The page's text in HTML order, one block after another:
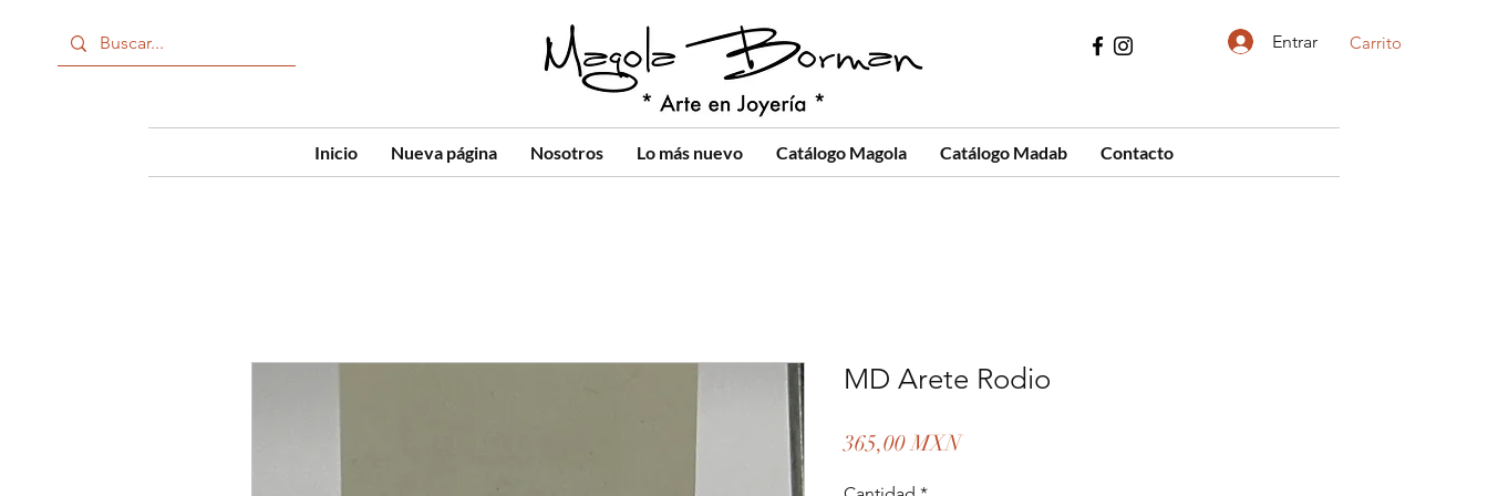
Entrar Carrito
Inicio Nueva página Nosotros Lo más nuevo Catálogo Magola Catálogo Madab Contacto
MD Arete Rodio
365,00 MXNPrecio